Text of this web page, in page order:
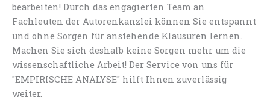
bearbeiten! Durch das engagierten Team an
Fachleuten der Autorenkanzlei können Sie entspannt
und ohne Sorgen für anstehende Klausuren lernen.
Machen Sie sich deshalb keine Sorgen mehr um die
wissenschaftliche Arbeit! Der Service von uns für
"EMPIRISCHE ANALYSE" hilft Ihnen zuverlässig
weiter.